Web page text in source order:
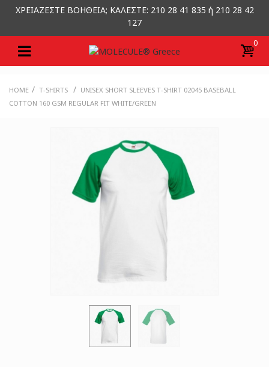
ΧΡΕΙΑΖΕΣΤΕ ΒΟΗΘΕΙΑ; ΚΑΛΕΣΤΕ: 210 28 41 835 ή 210 28 42
127
0
HOME / T-SHIRTS / UNISEX SHORT SLEEVES T-SHIRT 02045 BASEBALL
COTTON 160 GSM REGULAR FIT WHITE/GREEN